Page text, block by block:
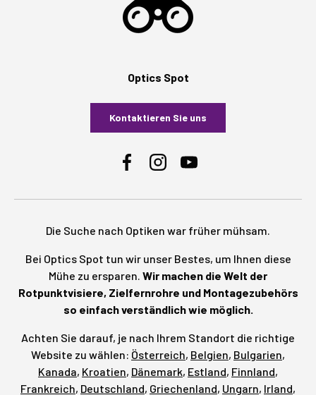
Optics Spot
Kontaktieren Sie uns
FacebookInstagramYouTube
Die Suche nach Optiken war früher mühsam.
Bei Optics Spot tun wir unser Bestes, um Ihnen diese
Mühe zu ersparen. Wir machen die Welt der
Rotpunktvisiere, Zielfernrohre und Montagezubehörs
so einfach verständlich wie möglich.
Achten Sie darauf, je nach Ihrem Standort die richtige
Website zu wählen: Österreich, Belgien, Bulgarien,
Kanada, Kroatien, Dänemark, Estland, Finnland,
Frankreich, Deutschland, Griechenland, Ungarn, Irland,